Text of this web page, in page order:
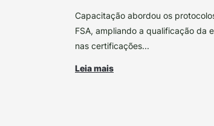
Capacitação abordou os
FSA, ampliando a qualificação da
nas certificações...
Leia mais